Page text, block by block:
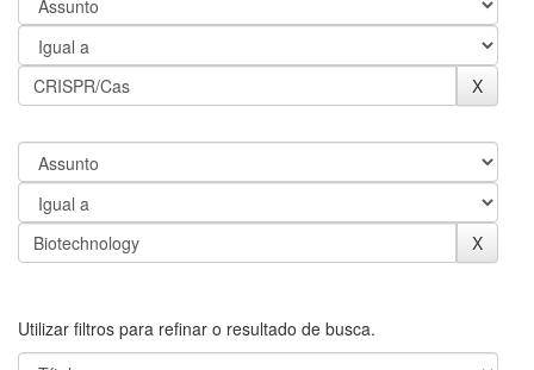
Utilizar filtros para refinar o resultado de busca.